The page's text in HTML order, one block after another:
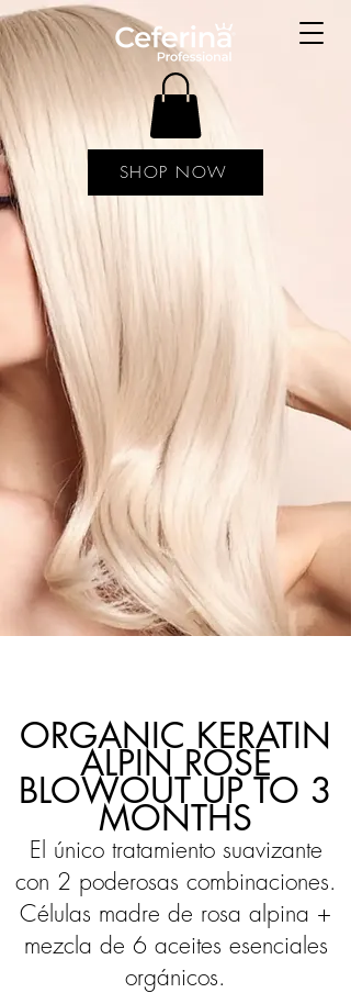
SHOP NOW
ORGANIC KERATIN
ALPIN ROSE
BLOWOUT UP TO 3
MONTHS
El único tratamiento suavizante
con 2 poderosas combinaciones.
Células madre de rosa alpina +
mezcla de 6 aceites esenciales
orgánicos.